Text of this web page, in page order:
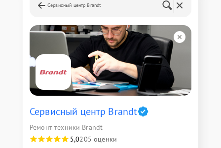
Сервисный центр Brandt
Сервисный центр Brandt
Ремонт техники Brandt
5,0205 оценки